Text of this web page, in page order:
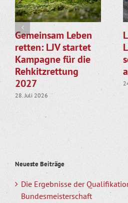
Gemeinsam Leben
retten: LJV startet
Kampagne für die
Rehkitzrettung
2027
28. Juli 2026
Neueste Beiträge
Die Ergebnisse der
Bundesmeisterschaft